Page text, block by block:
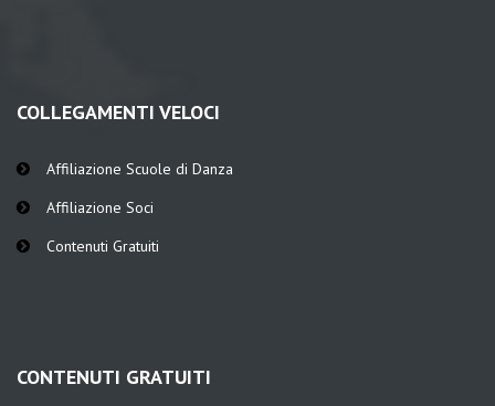
COLLEGAMENTI VELOCI
Affiliazione Scuole di Danza
Affiliazione Soci
Contenuti Gratuiti
CONTENUTI GRATUITI